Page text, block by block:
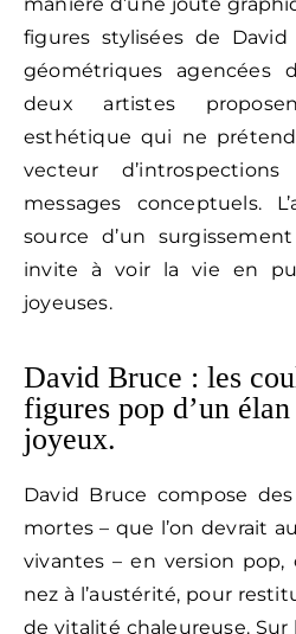
figures stylisées de
géométriques agencées
deux artistes
esthétique qui ne
vecteur
messages conceptuels.
source d’un
invite à voir la vie en
joyeuses.
David Bruce : les
figures pop d’un
joyeux.
David Bruce compose
mortes – que l’on devrait
vivantes – en version
nez à l’austérité, pour
de vitalité chaleureuse.